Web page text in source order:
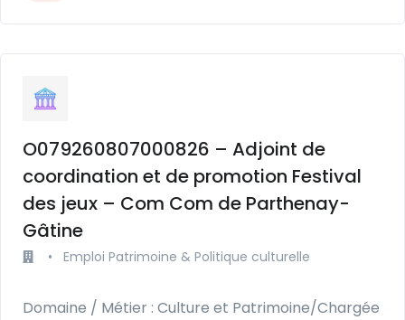
O079260807000826 – Adjoint de
coordination et de promotion Festival
des jeux – Com Com de Parthenay-
Gâtine
• Emploi Patrimoine & Politique culturelle
Domaine / Métier : Culture et Patrimoine/Chargée